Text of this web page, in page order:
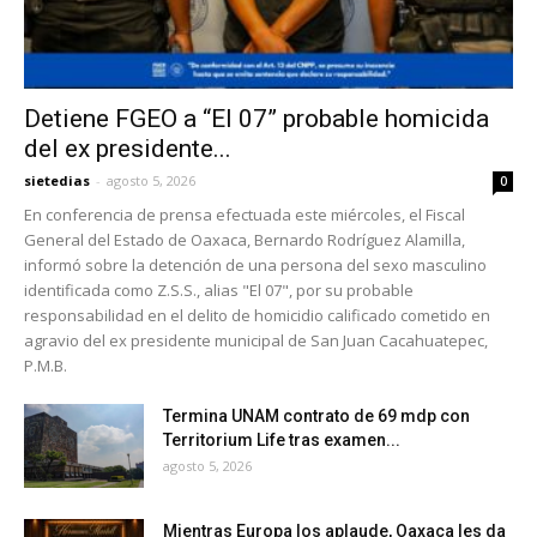
Detiene FGEO a “El 07” probable homicida
del ex presidente...
sietedias - agosto 5, 2026 0
En conferencia de prensa efectuada este miércoles, el Fiscal
General del Estado de Oaxaca, Bernardo Rodríguez Alamilla,
informó sobre la detención de una persona del sexo masculino
identificada como Z.S.S., alias "El 07", por su probable
responsabilidad en el delito de homicidio calificado cometido en
agravio del ex presidente municipal de San Juan Cacahuatepec,
P.M.B.
Termina UNAM contrato de 69 mdp con
Territorium Life tras examen...
agosto 5, 2026
Mientras Europa los aplaude, Oaxaca les da